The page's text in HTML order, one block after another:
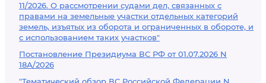
11/2026. О рассмотрении судами дел, связанных с
правами на земельные участки отдельных категорий
земель, изъятых из оборота и ограниченных в обороте, и
с использованием таких участков"
Постановление Президиума ВС РФ от 01.07.2026 N
18А/2026